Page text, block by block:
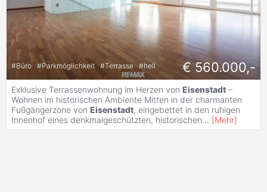
#Büro #Parkmöglichkeit #Terrasse #hell € 560.000,-
Exklusive Terrassenwohnung im Herzen von Eisenstadt –
Wohnen im historischen Ambiente Mitten in der charmanten
Fußgängerzone von Eisenstadt, eingebettet in den ruhigen
Innenhof eines denkmalgeschützten, historischen... [Mehr]